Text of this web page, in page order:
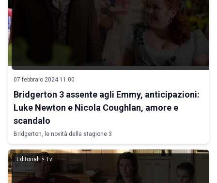
07 febbraio 2024 11:00
Bridgerton 3 assente agli Emmy, anticipazioni:
Luke Newton e Nicola Coughlan, amore e
scandalo
Bridgerton, le novità della stagione 3
Editoriali > Tv